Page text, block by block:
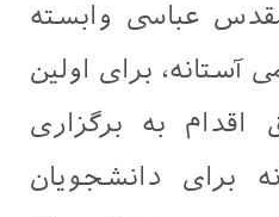
عباسی وابسته
آستانه، برای اولین
به برگزاری
برای دانشجویان